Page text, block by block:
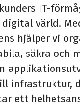
IT-
värld.
hjälper vi
säkra och
infrastruktur,
ett